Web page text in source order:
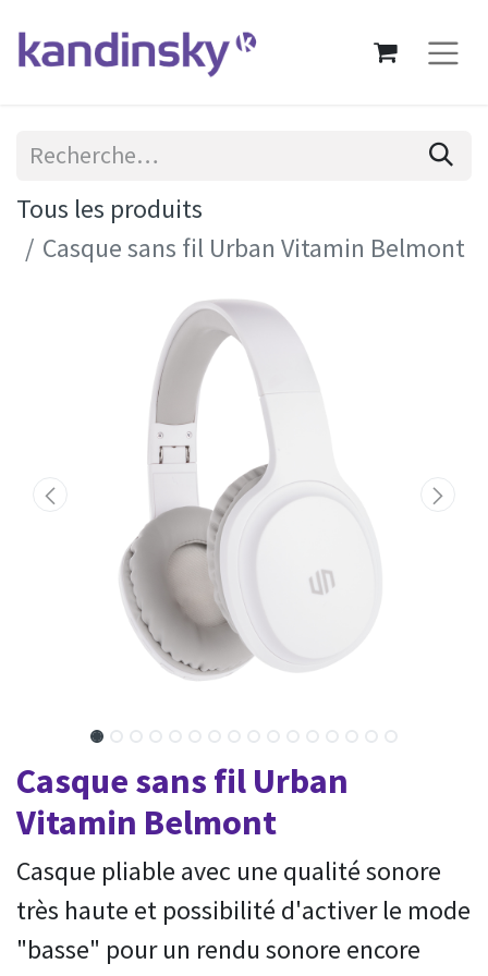
Tous les produits
Casque sans fil Urban Vitamin Belmont
Casque sans fil Urban
Vitamin Belmont
Casque pliable avec une qualité sonore
très haute et possibilité d'activer le mode
"basse" pour un rendu sonore encore